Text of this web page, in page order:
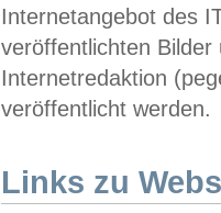
Internetangebot des
veröffentlichten
Internetredaktion
veröffentlicht werden.
Links zu